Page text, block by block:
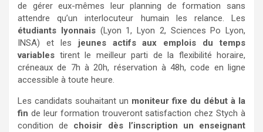
de gérer eux-mêmes leur planning de formation sans
attendre qu’un interlocuteur humain les relance. Les
étudiants lyonnais(Lyon 1, Lyon 2, Sciences Po Lyon,
INSA) et les jeunes actifs aux emplois du temps
variables tirent le meilleur parti de la flexibilité horaire,
créneaux de 7h à 20h, réservation à 48h, code en ligne
accessible à toute heure.
Les candidats souhaitant un moniteur fixe du début à la
fin de leur formation trouveront satisfaction chez Stych à
condition de choisir dès l’inscription un enseignant